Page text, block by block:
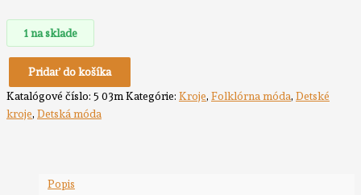
1 na sklade
Pridať do košíka
Katalógové číslo: 5 03mKategórie: Kroje, Folklórna móda, Detské
kroje, Detská móda
Popis